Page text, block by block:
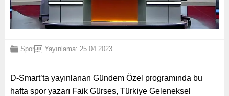
Spor Yayınlama: 25.04.2023
D-Smart’ta yayınlanan Gündem Özel programında bu
hafta spor yazarı Faik Gürses, Türkiye Geleneksel